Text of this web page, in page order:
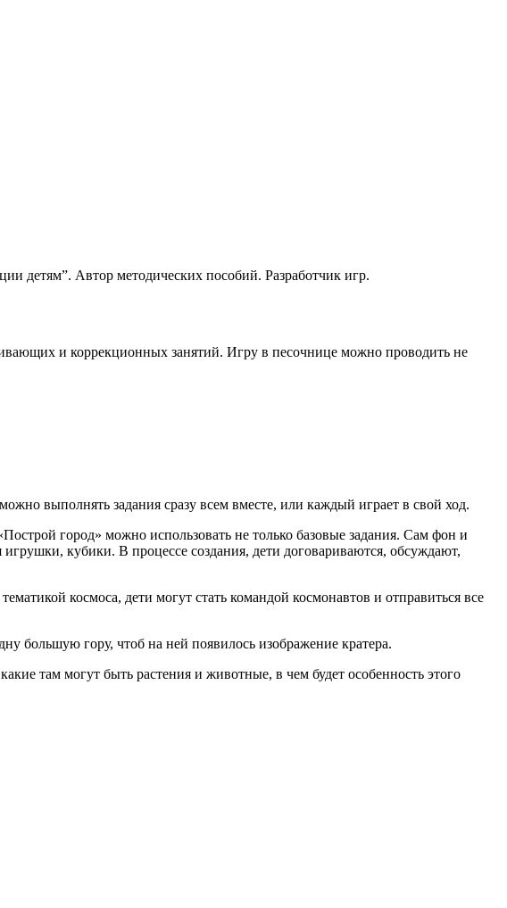
детям”. Автор методических пособий. Разработчик игр.
и коррекционных занятий. Игру в песочнице можно проводить не
выполнять задания сразу всем вместе, или каждый играет в свой ход.
город» можно использовать не только базовые задания. Сам фон и
кубики. В процессе создания, дети договариваются, обсуждают,
космоса, дети могут стать командой космонавтов и отправиться все
большую гору, чтоб на ней появилось изображение кратера.
там могут быть растения и животные, в чем будет особенность этого